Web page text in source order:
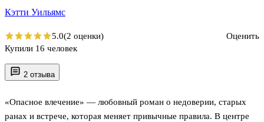
2 отзыва
«Опасное влечение» — любовный роман о недоверии, старых
ранах и встрече, которая меняет привычные правила. В центре
Кэтти Уильямс
5.0(2 оценки)
Оценить
Купили 16 человек